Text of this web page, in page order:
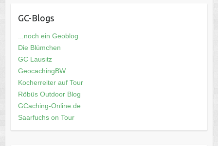
GC-Blogs
...noch ein Geoblog
Die Blümchen
GC Lausitz
GeocachingBW
Kocherreiter auf Tour
Röbüs Outdoor Blog
GCaching-Online.de
Saarfuchs on Tour